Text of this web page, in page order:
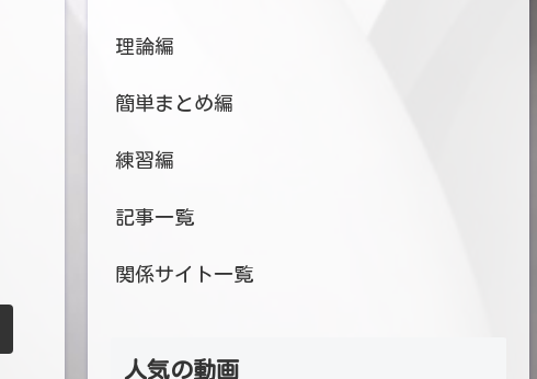
理論編
簡単まとめ編
練習編
記事一覧
関係サイト一覧
人気の動画